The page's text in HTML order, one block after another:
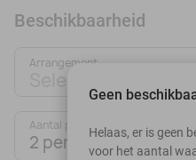
Beschikbaarheid
Arrangement
Selecteer jouw deal
Aantal personen:
2 personen
Geen
Helaas, er is geen
voor het aantal